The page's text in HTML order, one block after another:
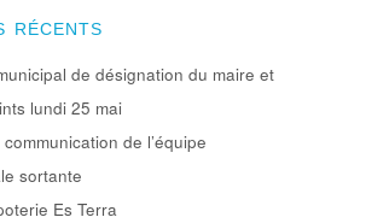
RÉCENTS
de désignation du maire et
lundi 25 mai
de l’équipe
sortante
Es Terra